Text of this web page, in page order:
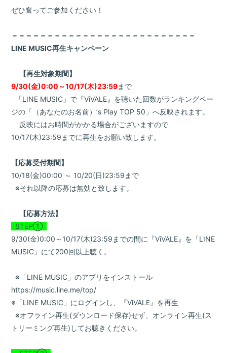
ぜひ奮ってご参加ください！
＝＝＝＝＝＝＝＝＝＝＝＝＝＝＝＝＝＝＝＝＝＝＝＝＝＝
LINE MUSIC再生キャンペーン
【再生対象期間】
9/30(金)0:00～10/17(木)23:59まで
「LINE MUSIC」で『ViVALE』を聴いた回数がランキングペー
ジの「（あなたのお名前）’s Play TOP 50」へ反映されます。
反映にはお時間がかかる場合がございますので
10/17(木)23:59までに再生をお願い致します。
【応募受付期間】
10/18(金)00:00 ～ 10/20(日)23:59まで
※それ以降の応募は無効と致します。
【応募方法】
STEP①
9/30(金)0:00～10/17(木)23:59までの間に『ViVALE』を「LINE
MUSIC」にて200回以上聴く。
※「LINE MUSIC」のアプリをインストール
https://music.line.me/top/
※「LINE MUSIC」にログインし、『ViVALE』を再生
※オフライン再生(ダウンロード保存)せず、オンライン再生(ス
トリーミング再生)してお聴きください。